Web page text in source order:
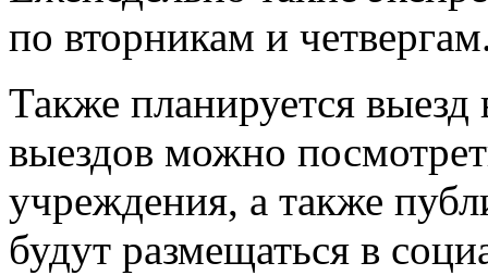
по вторникам и
Также планируется
выездов можно
учреждения, а также
будут размещаться в